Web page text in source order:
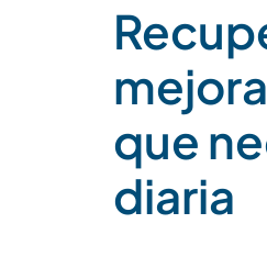
que
diaria